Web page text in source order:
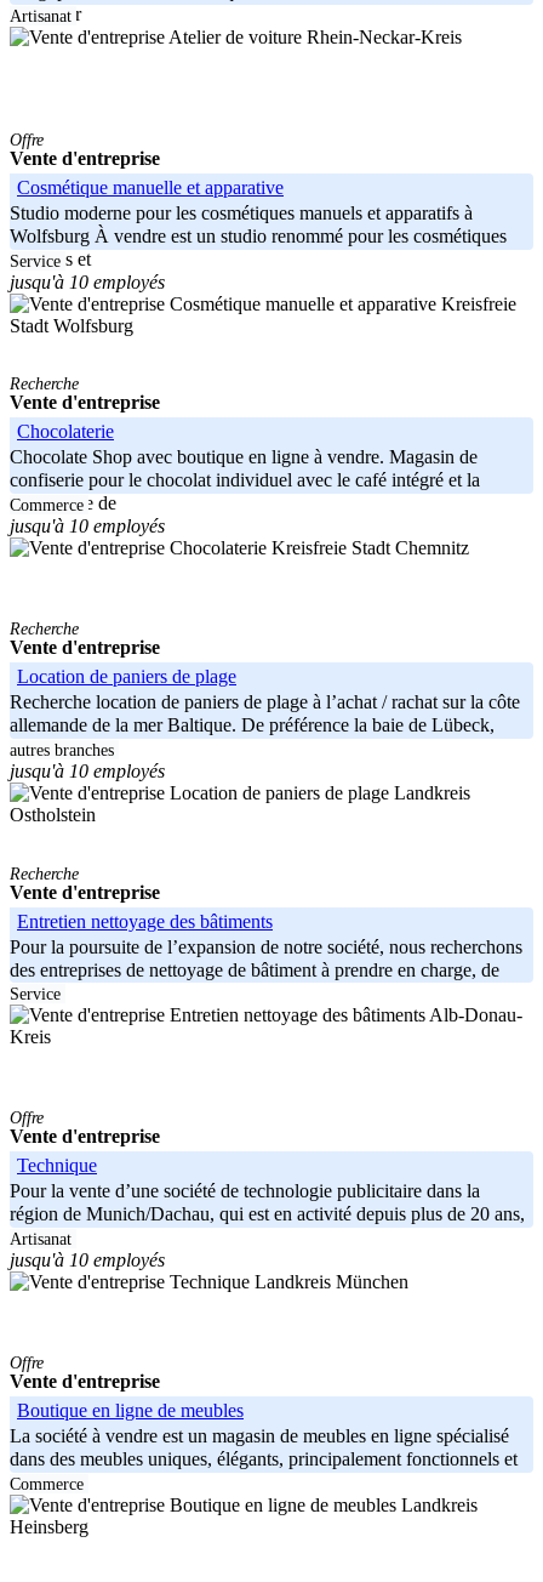
ingénieur
Artisanat
Rhein-Neckar-Kreis
Offre
Vente d'entreprise
Cosmétique manuelle et apparative
Studio moderne pour les cosmétiques manuels et apparatifs à
Wolfsburg À vendre est un studio renommé pour les cosmétiques
manuels et
Service
jusqu'à 10 employés
Kreisfreie
Stadt Wolfsburg
Recherche
Vente d'entreprise
Chocolaterie
Chocolate Shop avec boutique en ligne à vendre. Magasin de
confiserie pour le chocolat individuel avec le café intégré et la
compagnie de
Commerce
jusqu'à 10 employés
Kreisfreie Stadt Chemnitz
Recherche
Vente d'entreprise
Location de paniers de plage
Recherche location de paniers de plage à l’achat / rachat sur la côte
allemande de la mer Baltique. De préférence la baie de Lübeck,
mais
autres branches
jusqu'à 10 employés
Landkreis
Ostholstein
Recherche
Vente d'entreprise
Entretien nettoyage des bâtiments
Pour la poursuite de l’expansion de notre société, nous recherchons
des entreprises de nettoyage de bâtiment à prendre en charge, de
Service
Alb-Donau-
Kreis
Offre
Vente d'entreprise
Technique
Pour la vente d’une société de technologie publicitaire dans la
région de Munich/Dachau, qui est en activité depuis plus de 20 ans,
pour
Artisanat
jusqu'à 10 employés
Landkreis München
Offre
Vente d'entreprise
Boutique en ligne de meubles
La société à vendre est un magasin de meubles en ligne spécialisé
dans des meubles uniques, élégants, principalement fonctionnels et
Commerce
Landkreis
Heinsberg